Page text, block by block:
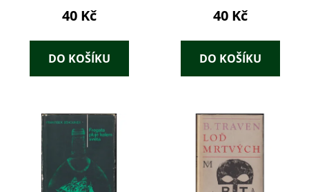
40 Kč
DO KOŠÍKU
40 Kč
DO KOŠÍKU